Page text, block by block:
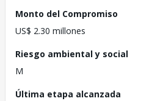
Monto del Compromiso
US$ 2.30 millones
Riesgo ambiental y social
M
Última etapa alcanzada